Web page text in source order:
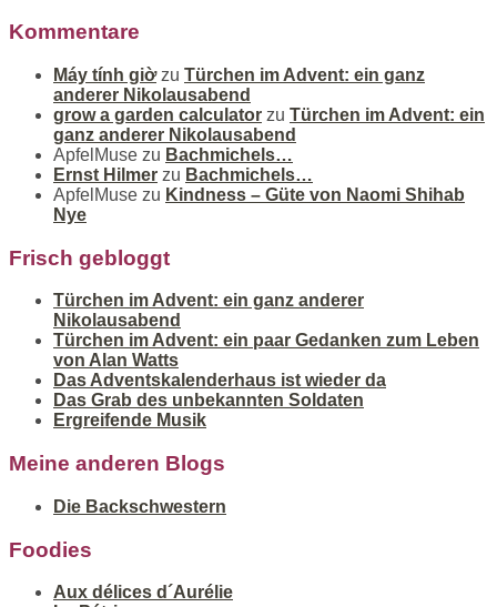
Kommentare
Máy tính giờzu Türchen im Advent: ein ganz
anderer Nikolausabend
grow a garden calculator zu Türchen im Advent: ein
ganz anderer Nikolausabend
ApfelMuse zu Bachmichels…
Ernst Hilmer zu Bachmichels…
ApfelMuse zu Kindness – Güte von Naomi Shihab
Nye
Frisch gebloggt
Türchen im Advent: ein ganz anderer
Nikolausabend
Türchen im Advent: ein paar Gedanken zum Leben
von Alan Watts
Das Adventskalenderhaus ist wieder da
Das Grab des unbekannten Soldaten
Ergreifende Musik
Meine anderen Blogs
Die Backschwestern
Foodies
Aux délices d´Aurélie